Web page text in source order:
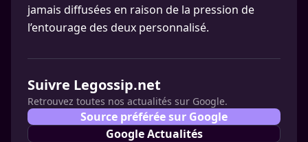
jamais diffusées en raison de la pression de
l’entourage des deux personnalisé.
Suivre Legossip.net
Retrouvez toutes nos actualités sur Google.
Source préférée sur Google
Google Actualités